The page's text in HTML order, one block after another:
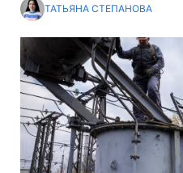
ТАТЬЯНА СТЕПАНОВА